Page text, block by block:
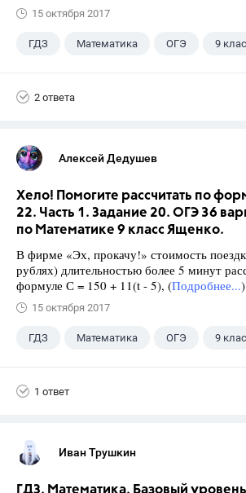
15 октября 2017
ГДЗ Математика ОГЭ 9
2 ответа
Алексей Дедушев
Хело! Помогите рассчитать по
22. Часть 1. Задание 20. ОГЭ 36
по Математике 9 класс Ященко.
В фирме «Эх, прокачу!» стоимость
рублях) длительностью более 5 минут
формуле С = 150 + 11(t - 5), (Подробнее...)
15 октября 2017
ГДЗ Математика ОГЭ 9
1 ответ
Иван Трушкин
ГДЗ. Математика. Базовый